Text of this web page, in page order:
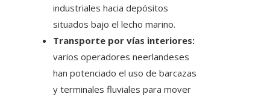
industriales hacia depósitos
situados bajo el lecho marino.
Transporte por vías interiores:
varios operadores neerlandeses
han potenciado el uso de barcazas
y terminales fluviales para mover